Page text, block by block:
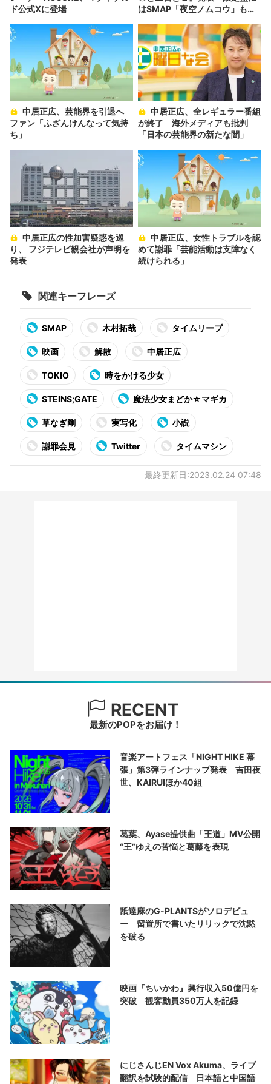
ド公式Xに登場
はSMAP「夜空ノムコウ」も収
ファン「ふざんけんなって気持
ち」
が終了 海外メディアも批判
「日本の芸能界の新たな闇」
り、 フジテレビ親会社が声明を
発表
めて謝罪「芸能活動は支障なく
続けられる」
関連キーフレーズ
SMAP 木村拓哉 タイムリープ
映画 解散 中居正広
TOKIO 時をかける少女
STEINS;GATE 魔法少女まどか☆マギカ
草なぎ剛 実写化 小説
謝罪会見 Twitter タイムマシン
最終更新日:2023.02.24 07:48
RECENT
最新のPOPをお届け！
音楽アートフェス「NIGHT HIKE 幕
張」第3弾ラインナップ発表 吉田夜
世、KAIRUIほか40組
葛葉、Ayase提供曲「王道」MV公開
“王”ゆえの苦悩と葛藤を表現
舐達麻のG-PLANTSがソロデビュ
ー 留置所で書いたリリックで沈黙
を破る
映画『ちいかわ』興行収入50億円を
突破 観客動員350万人を記録
にじさんじEN Vox Akuma、ライブ
翻訳を試験的配信 日本語と中国語